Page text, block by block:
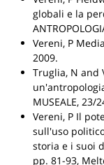
globali e la
Vereni, P Media
2009.
Truglia, N and
MUSEALE, 23/
Vereni, P Il
sull'uso
storia e i suoi
pp. 81-93,